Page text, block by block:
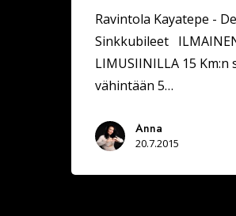
Ravintola Kayatepe -
Sinkkubileet
LIMUSIINILLA 15 Km:n
vähintään 5…
Anna
20.7.2015